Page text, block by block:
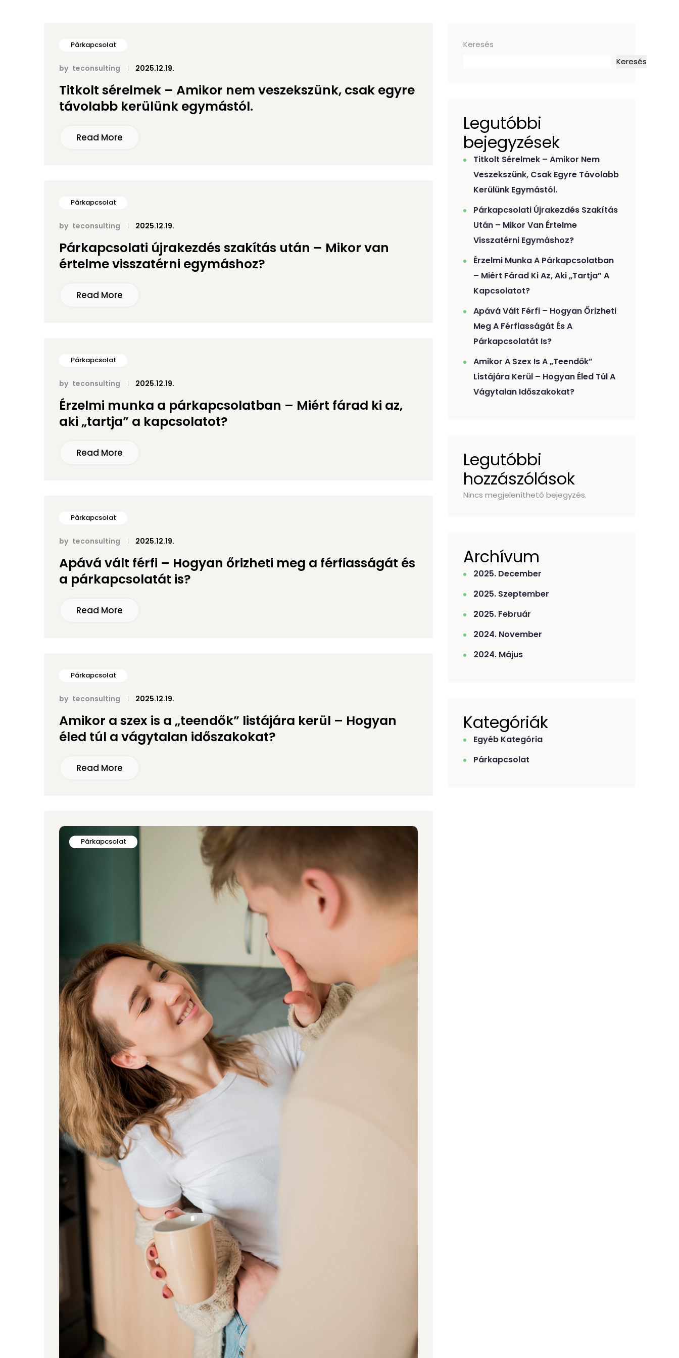
Párkapcsolat
by teconsulting 2025.12.19.
Titkolt sérelmek – Amikor nem veszekszünk, csak egyre
távolabb kerülünk egymástól.
Read More
Párkapcsolat
by teconsulting 2025.12.19.
Párkapcsolati újrakezdés szakítás után – Mikor van
értelme visszatérni egymáshoz?
Read More
Párkapcsolat
by teconsulting 2025.12.19.
Érzelmi munka a párkapcsolatban – Miért fárad ki az,
aki „tartja” a kapcsolatot?
Read More
Párkapcsolat
by teconsulting 2025.12.19.
Apává vált férfi – Hogyan őrizheti meg a férfiasságát és
a párkapcsolatát is?
Read More
Párkapcsolat
by teconsulting 2025.12.19.
Amikor a szex is a „teendők” listájára kerül – Hogyan
éled túl a vágytalan időszakokat?
Read More
Párkapcsolat
Keresés
Keresés
Legutóbbi
bejegyzések
Titkolt Sérelmek – Amikor Nem
Veszekszünk, Csak Egyre Távolabb
Kerülünk Egymástól.
Párkapcsolati Újrakezdés Szakítás
Után – Mikor Van Értelme
Visszatérni Egymáshoz?
Érzelmi Munka A Párkapcsolatban
– Miért Fárad Ki Az, Aki „tartja” A
Kapcsolatot?
Apává Vált Férfi – Hogyan Őrizheti
Meg A Férfiasságát És A
Párkapcsolatát Is?
Amikor A Szex Is A „teendők”
Listájára Kerül – Hogyan Éled Túl A
Vágytalan Időszakokat?
Legutóbbi
hozzászólások
Nincs megjeleníthető bejegyzés.
Archívum
2025. December
2025. Szeptember
2025. Február
2024. November
2024. Május
Kategóriák
Egyéb Kategória
Párkapcsolat